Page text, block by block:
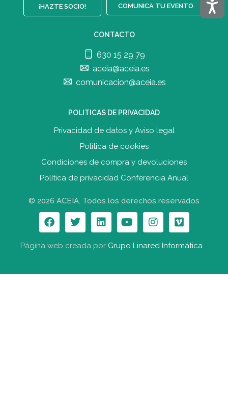
¡HAZTE SOCIO! COMUNICA TU EVENTO
CONTACTO
630 15 29 79
aceia@aceia.es
comunicacion@aceia.es
POLITICAS DE PRIVACIDAD
Privacidad de datos y Aviso legal
Política de cookies
Condiciones de compra y devoluciones
Política de privacidad Conferencia Anual
© 2026 ACEIA. Todos los derechos reservados
Página web creada por Grupo Linared Informática